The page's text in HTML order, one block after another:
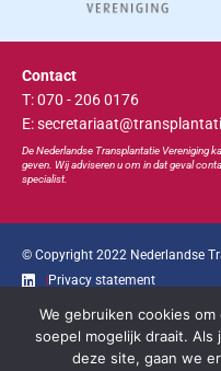
Contact
T: 070 - 206 0176
E:
De Nederlandse Transplantatie Vereniging
geven. Wij adviseren u om in dat geval
specialist.
© Copyright 2022 Nederlandse
Privacy statement
Ga snel naar...
We gebruiken cookies
soepel mogelijk draait.
deze site, gaan we